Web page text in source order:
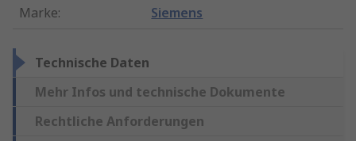
Marke: Siemens
Technische Daten
Mehr Infos und technische Dokumente
Rechtliche Anforderungen